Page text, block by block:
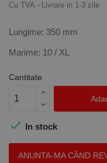
Cu TVA Livrare in 1-3 zile
Lungime: 350 mm
Marime: 10 / XL
Cantitate
 In stock
ANUNTA-MA CÂND